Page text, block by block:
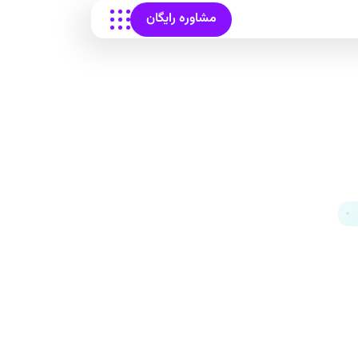
مشاوره رایگان